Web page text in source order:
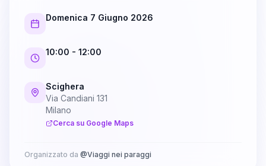
Domenica 7 Giugno 2026
10:00 - 12:00
Scighera
Via Candiani 131
Milano
Cerca su Google Maps
Organizzato da @Viaggi nei paraggi